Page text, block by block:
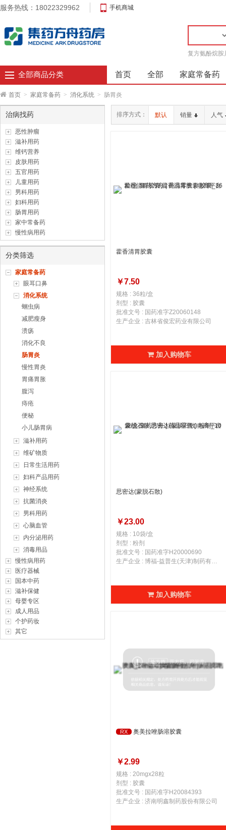
服务热线：18022329962 手机商城
复方氨酚烷胺
全部商品分类 首页 全部 家庭常备药
首页 > 家庭常备药 > 消化系统 > 肠胃炎
治病找药
恶性肿瘤
滋补用药
维钙营养
皮肤用药
五官用药
儿童用药
男科用药
妇科用药
肠胃用药
家中常备药
慢性病用药
分类筛选
家庭常备药
眼耳口鼻
消化系统
蛔虫病
减肥瘦身
溃疡
消化不良
肠胃炎
慢性胃炎
胃痛胃胀
腹泻
痔疮
便秘
小儿肠胃病
滋补用药
维矿物质
日常生活用药
妇科产品用药
神经系统
抗菌消炎
男科用药
心脑血管
内分泌用药
消毒用品
慢性病用药
医疗器械
国本中药
滋补保健
母婴专区
成人用品
个护药妆
其它
排序方式： 默认 销量 人气
藿香清胃胶囊
￥7.50
规格 : 36粒/盒
剂型 : 胶囊
批准文号 : 国药准字Z20060148
生产企业 : 吉林省俊宏药业有限公司
加入购物车
思密达(蒙脱石散)
￥23.00
规格 : 10袋/盒
剂型 : 粉剂
批准文号 : 国药准字H20000690
生产企业 : 博福-益普生(天津)制药有限公司
加入购物车
RX 奥美拉唑肠溶胶囊
￥2.99
规格 : 20mgx28粒
剂型 : 胶囊
批准文号 : 国药准字H20084393
生产企业 : 济南明鑫制药股份有限公司